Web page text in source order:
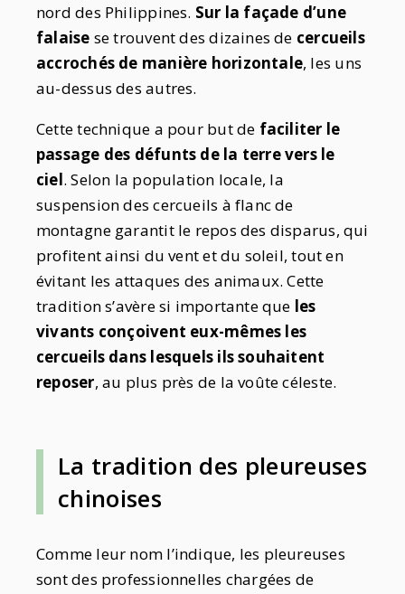
nord des Philippines. Sur la façade d’une
falaise se trouvent des dizaines de cercueils
accrochés de manière horizontale, les uns
au-dessus des autres.
Cette technique a pour but de faciliter le
passage des défunts de la terre vers le
ciel. Selon la population locale, la
suspension des cercueils à flanc de
montagne garantit le repos des disparus, qui
profitent ainsi du vent et du soleil, tout en
évitant les attaques des animaux. Cette
tradition s’avère si importante que les
vivants conçoivent eux-mêmes les
cercueils dans lesquels ils souhaitent
reposer, au plus près de la voûte céleste.
La tradition des pleureuses
chinoises
Comme leur nom l’indique, les pleureuses
sont des professionnelles chargées de